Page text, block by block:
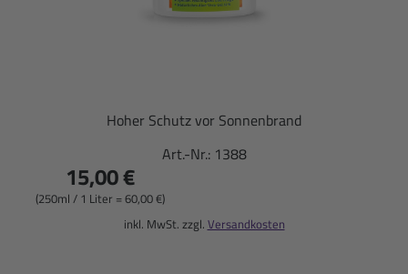
Hoher Schutz vor Sonnenbrand
Art.-Nr.: 1388
15,00 €
(250ml / 1 Liter = 60,00 €)
inkl. MwSt. zzgl. Versandkosten